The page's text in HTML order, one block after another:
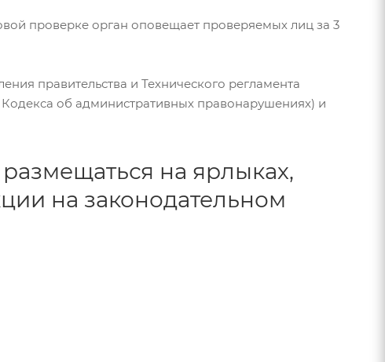
проверке орган оповещает проверяемых лиц за 3
правительства и Технического регламента
Кодекса об административных правонарушениях) и
на ярлыках,
на законодательном